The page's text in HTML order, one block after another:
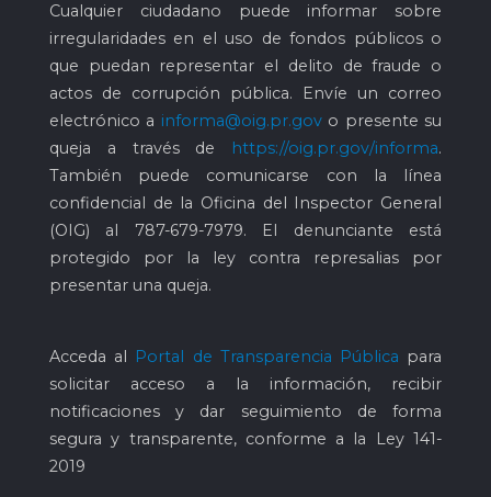
Cualquier ciudadano puede informar sobre
irregularidades en el uso de fondos públicos o
que puedan representar el delito de fraude o
actos de corrupción pública. Envíe un correo
electrónico a informa@oig.pr.govo presente su
queja a través de
https://oig.pr.gov/informa.
También puede comunicarse con la línea
confidencial de la Oficina del Inspector General
(OIG) al 787-679-7979. El denunciante está
protegido por la ley contra represalias por
presentar una queja.
Acceda al Portal de Transparencia Pública para
solicitar acceso a la información, recibir
notificaciones y dar seguimiento de forma
segura y transparente, conforme a la Ley 141-
2019